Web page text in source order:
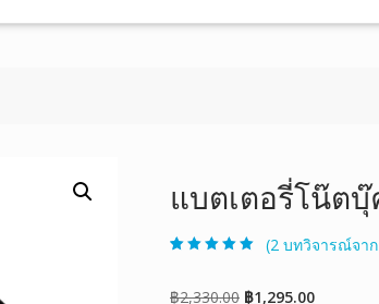
แบตเตอรี่โน๊ตบุ๊ค
เต็มบน
การให้
(2 บทวิจารณ์จา
฿2,330.00 Original
฿1,295.00Current